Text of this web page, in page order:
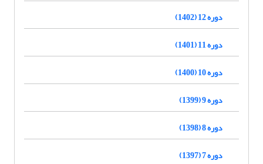
دوره 12 (1402)
دوره 11 (1401)
دوره 10 (1400)
دوره 9 (1399)
دوره 8 (1398)
دوره 7 (1397)